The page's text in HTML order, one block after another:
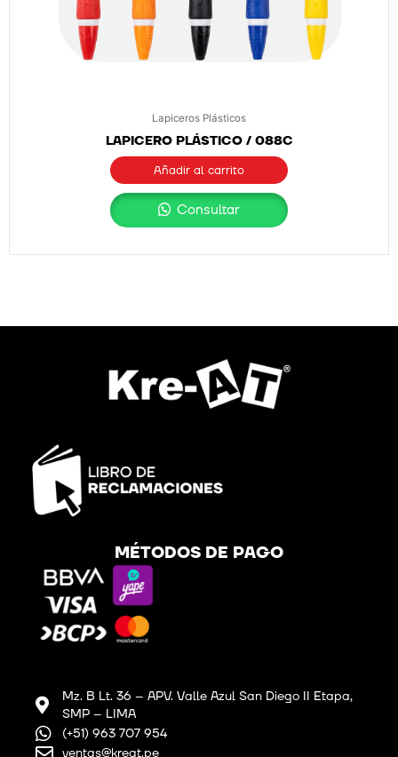
Lapiceros Plásticos
LAPICERO PLÁSTICO / 088C
Añadir al carrito
Consultar
MÉTODOS DE PAGO
Mz. B Lt. 36 – APV. Valle Azul San Diego II Etapa,
SMP – LIMA
(+51) 963 707 954
ventas@kreat.pe